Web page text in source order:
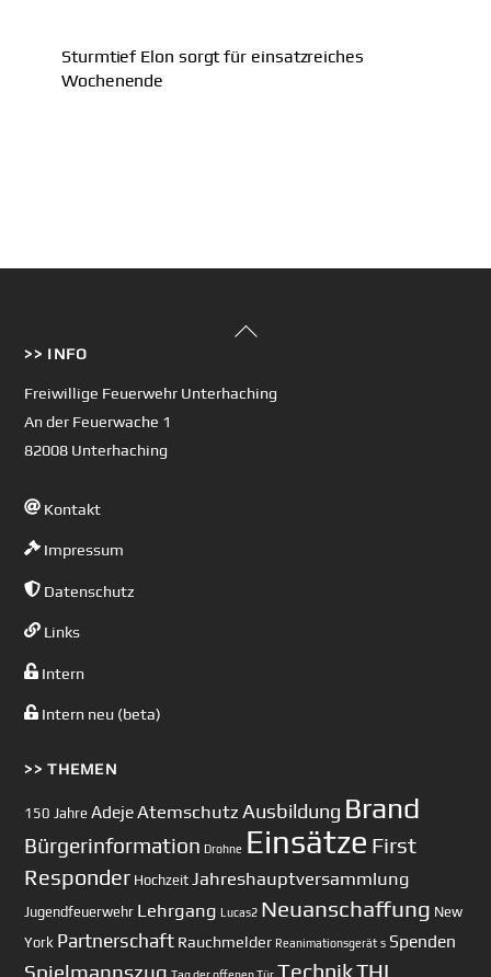
Sturmtief Elon sorgt für einsatzreiches
Wochenende
Back
>> INFO
Freiwillige Feuerwehr Unterhaching
An der Feuerwache 1
82008 Unterhaching
Kontakt
Impressum
Datenschutz
Links
Intern
Intern neu (beta)
>> THEMEN
150 Jahre AdejeAtemschutz Ausbildung Brand
Bürgerinformation Drohne Einsätze First
Responder Hochzeit Jahreshauptversammlung
Jugendfeuerwehr Lehrgang Lucas2 Neuanschaffung New
York Partnerschaft Rauchmelder Reanimationsgerät s Spenden
Spielmannszug TechnikTHL